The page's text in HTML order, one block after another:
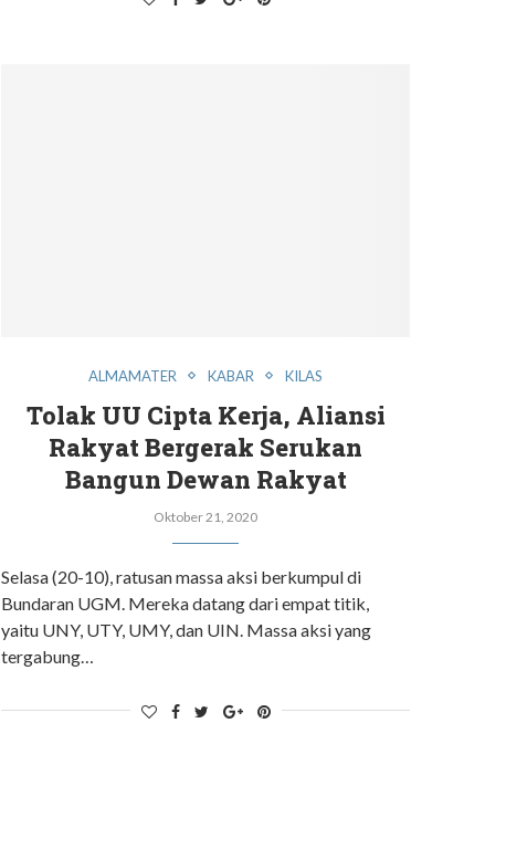
ALMAMATER KABAR KILAS
Tolak UU Cipta Kerja, Aliansi
Rakyat Bergerak Serukan
Bangun Dewan Rakyat
Oktober 21, 2020
Selasa (20-10), ratusan massa aksi berkumpul di
Bundaran UGM. Mereka datang dari empat titik,
yaitu UNY, UTY, UMY, dan UIN. Massa aksi yang
tergabung…